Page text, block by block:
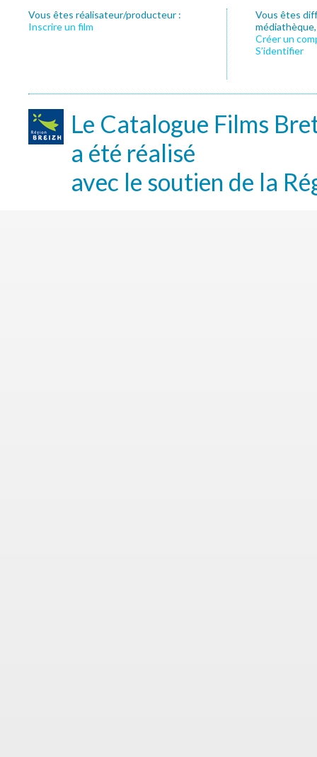
Vous êtes réalisateur/producteur :
Inscrire un film
Vous êtes
Créer un
S’identifier
Le Catalogue Films
a été réalisé
avec le soutien de la